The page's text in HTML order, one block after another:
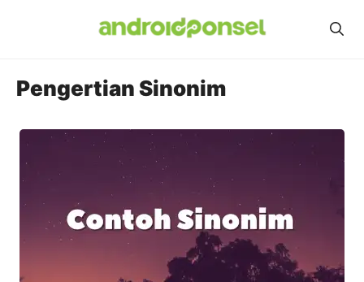
Pengertian Sinonim